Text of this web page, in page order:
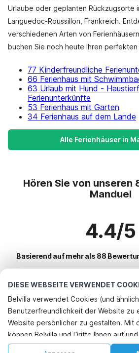
DIESE WEBSEITE VERWENDET
Belvilla verwendet Cookies (und
Benutzerfreundlichkeit der Website zu
Website persönlicher zu gestalten. Mit
können Belvilla und Dritte Ihnen auf
außerhalb unserer Website folgen, um
Urlaube oder geplanten Rückzugsorte
Languedoc-Roussillon, Frankreich.
verschiedenen Arten von
buchen Sie noch heute Ihren perfekten
77 Kinderfreundliche
66 Ferienhaus mit
63 Urlaub mit Hund -
Ferienunterkünfte
53 Ferienhaus mit Garten
34 Ferienhaus auf dem Lande
Alle Ferienhäuser in
Hören Sie von unseren
Manduel
4.4/5
Basierend auf mehr als 88
Beliebteste Reiseziele für
Top-Städte mit Top-Annehmlichkeiten
Ferienwohnungen arques
Kinderfreundliche Ferienunterkünfte fleury
Beliebte Ausstattungen für Urlaub in
Kinderfreundliche Ferienunterkünfte